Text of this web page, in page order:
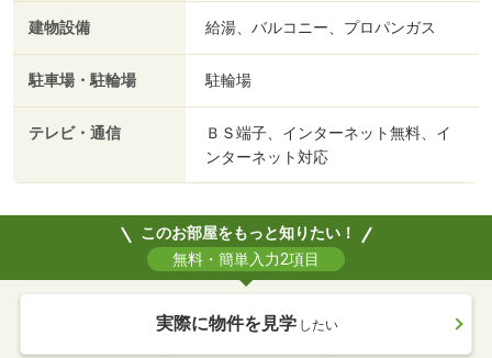
建物設備 給湯、バルコニー、プロパンガス
駐車場・駐輪場 駐輪場
テレビ・通信
ＢＳ端子、インターネット無料、イ
ンターネット対応
このお部屋をもっと知りたい！
無料・簡単入力2項目
実際に物件を見学 したい